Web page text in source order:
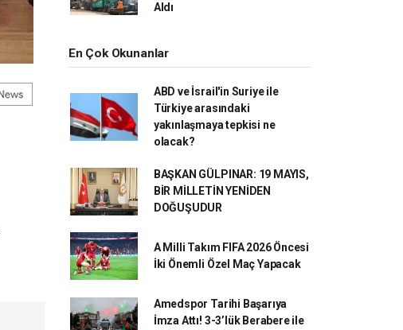
Aldı
En Çok Okunanlar
ABD ve İsrail'in Suriye ile
Türkiye arasındaki
yakınlaşmaya tepkisi ne
olacak?
BAŞKAN GÜLPINAR: 19 MAYIS,
BİR MİLLETİN YENİDEN
DOĞUŞUDUR
A Milli Takım FIFA 2026 Öncesi
İki Önemli Özel Maç Yapacak
Amedspor Tarihi Başarıya
İmza Attı! 3-3’lük Berabere ile